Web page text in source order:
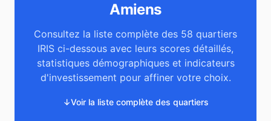
Amiens
Consultez la liste complète des 58 quartiers
IRIS ci-dessous avec leurs scores détaillés,
statistiques démographiques et indicateurs
d'investissement pour affiner votre choix.
↓Voir la liste complète des quartiers